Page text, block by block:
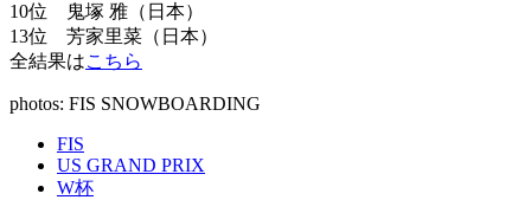
10位 鬼塚 雅（日本）
13位 芳家里菜（日本）
全結果はこちら
photos: FIS SNOWBOARDING
FIS
US GRAND PRIX
W杯